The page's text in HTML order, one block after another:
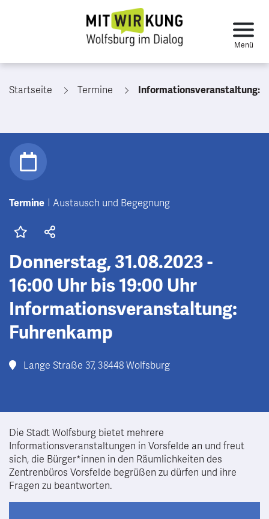
Startseite Termine Informationsveranstaltung:
Termine Austausch und Begegnung
Donnerstag, 31.08.2023 -
16:00 Uhr bis 19:00 Uhr
Informationsveranstaltung:
Fuhrenkamp
Lange Straße 37, 38448 Wolfsburg
Die Stadt Wolfsburg bietet mehrere
Informationsveranstaltungen in Vorsfelde an und freut
sich, die Bürger*innen in den Räumlichkeiten des
Zentrenbüros Vorsfelde begrüßen zu dürfen und ihre
Fragen zu beantworten.